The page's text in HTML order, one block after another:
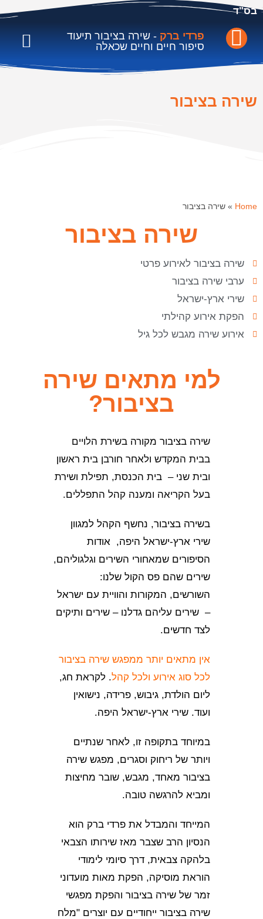
בס"ד
פרדי ברק - שירה בציבור תיעוד
סיפור חיים וחיים שכאלה
שירה בציבור
Home
» שירה בציבור
שירה בציבור
שירה בציבור לאירוע פרטי
ערבי שירה בציבור
שירי ארץ-ישראל
הפקת אירוע קהילתי
אירוע שירה מגבש לכל גיל
למי מתאים שירה
בציבור?
שירה בציבור מקורה בשירת הלויים
בבית המקדש ולאחר חורבן בית ראשון
ובית שני – בית הכנסת, תפילת ושירת
בעל הקריאה ומענה קהל התפללים.
בשירה בציבור, נחשף הקהל למגוון
שירי ארץ-ישראל היפה, אודות
הסיפורים שמאחורי השירים וגלגוליהם,
שירים שהם פס הקול שלנו:
השורשים, המקורות והוויית עם ישראל
– שירים עליהם גדלנו – שירים ותיקים
לצד חדשים.
אין מתאים יותר ממפגש שירה בציבור
לכל סוג אירוע ולכל קהל. לקראת חג,
ליום הולדת, גיבוש, פרידה, נישואין
ועוד. שירי ארץ-ישראל היפה.
במיוחד בתקופה זו, לאחר שנתיים
ויותר של ריחוק וסגרים, מפגש שירה
בציבור מאחד, מגבש, שובר מחיצות
ומביא להרגשה טובה.
המייחד והמבדל את פרדי ברק הוא
הנסיון הרב שצבר מאז שירותו הצבאי
בלהקה צבאית, דרך סיומי לימודי
הוראת מוסיקה, הפקת מאות מועדוני
זמר של שירה בציבור והפקת מפגשי
שירה בציבור ייחודיים עם יוצרים "מלח